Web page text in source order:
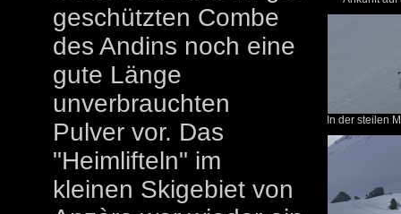
geschützten Combe
des Andins noch eine
gute Länge
unverbrauchten
Pulver vor. Das
"Heimlifteln" im
kleinen Skigebiet von
In der steilen